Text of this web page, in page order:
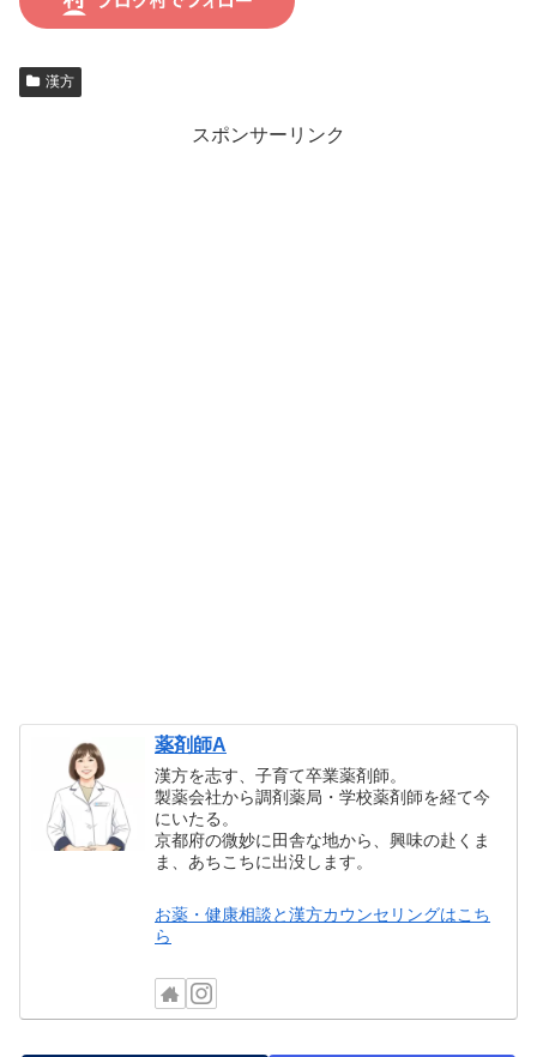
漢方
スポンサーリンク
薬剤師A
漢方を志す、子育て卒業薬剤師。
製薬会社から調剤薬局・学校薬剤師を経て今
にいたる。
京都府の微妙に田舎な地から、興味の赴くま
ま、あちこちに出没します。
お薬・健康相談と漢方カウンセリングはこち
ら